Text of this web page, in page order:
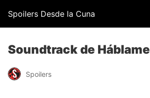
Spoilers Desde la Cuna
Soundtrack de Háblame
Spoilers